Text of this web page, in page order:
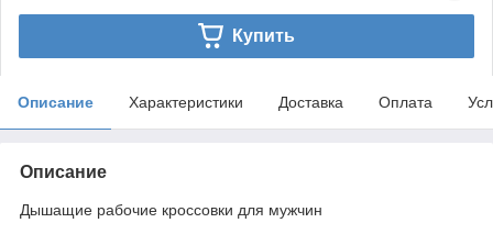
Купить
Описание Характеристики Доставка Оплата
Описание
Дышащие рабочие кроссовки для мужчин